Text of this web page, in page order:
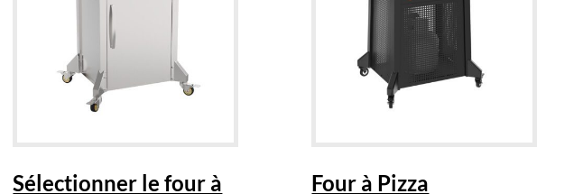
Sélectionner le four à
Four à Pizza